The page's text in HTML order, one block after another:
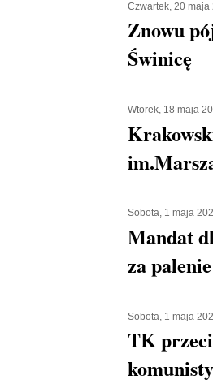
Czwartek, 20 maja
Znowu
Świnicę
Wtorek, 18 maja
Sobota, 1 maja
Mandat
za
Sobota, 1 maja
TK